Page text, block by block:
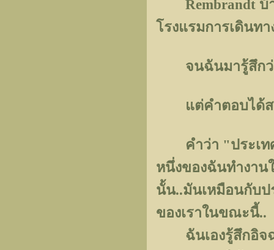
Rembrandt บ้า
โรงแรมการเดินท
จนฉันมารู้สึกว่า
แต่คำตอบได้สว
คำว่า "ประเทศ
หนึ่งของฉันทำงาน
นั้น..มันเหมือนกับป
ของเราในขณะนี้..
ฉันเองรู้สึกอิจฉ